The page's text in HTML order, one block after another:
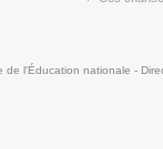
de l'Éducation nationale -